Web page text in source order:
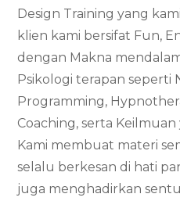
Design Training yang
klien kami bersifat Fun,
dengan Makna
Psikologi terapan seperti
Programming,
Coaching, serta
Kami membuat materi
selalu berkesan di hati
juga menghadirkan